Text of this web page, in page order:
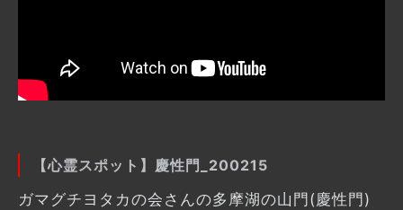
【心霊スポット】慶性門_200215
ガマグチヨタカの会さんの多摩湖の山門(慶性門)